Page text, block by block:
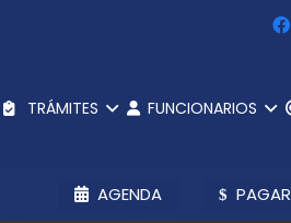
TRÁMITES FUNCIONARIOS
AGENDA PAGAR